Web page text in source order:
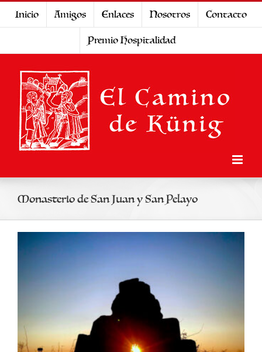
Inicio Amigos Enlaces Nosotros
Contacto
Premio Hospitalidad
Monasterio de San Juan y San Pelayo